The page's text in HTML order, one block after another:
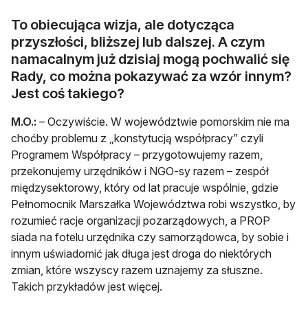
To obiecująca wizja, ale dotycząca
przyszłości, bliższej lub dalszej. A czym
namacalnym już dzisiaj mogą pochwalić się
Rady, co można pokazywać za wzór innym?
Jest coś takiego?
M.O.: – Oczywiście. W województwie pomorskim nie ma
choćby problemu z „konstytucją współpracy” czyli
Programem Współpracy – przygotowujemy razem,
przekonujemy urzędników i NGO-sy razem – zespół
międzysektorowy, który od lat pracuje wspólnie, gdzie
Pełnomocnik Marszałka Województwa robi wszystko, by
rozumieć racje organizacji pozarządowych, a PROP
siada na fotelu urzędnika czy samorządowca, by sobie i
innym uświadomić jak długa jest droga do niektórych
zmian, które wszyscy razem uznajemy za słuszne.
Takich przykładów jest więcej.